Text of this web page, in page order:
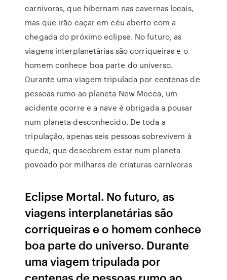
carnívoras, que hibernam nas cavernas locais,
mas que irão caçar em céu aberto com a
chegada do próximo eclipse. No futuro, as
viagens interplanetárias são corriqueiras e o
homem conhece boa parte do universo.
Durante uma viagem tripulada por centenas de
pessoas rumo ao planeta New Mecca, um
acidente ocorre e a nave é obrigada a pousar
num planeta desconhecido. De toda a
tripulação, apenas seis pessoas sobrevivem à
queda, que descobrem estar num planeta
povoado por milhares de criaturas carnívoras
Eclipse Mortal. No futuro, as
viagens interplanetárias são
corriqueiras e o homem conhece
boa parte do universo. Durante
uma viagem tripulada por